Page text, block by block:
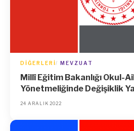
DIĞERLERI MEVZUAT
Millî Eğitim Bakanlığı Okul-
Yönetmeliğinde Değişiklik
Yönetmelik
24 ARALIK 2022